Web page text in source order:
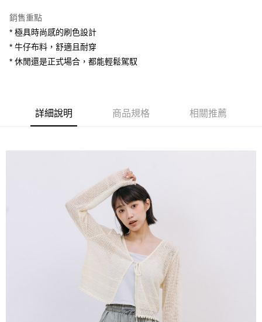
Apple Pay
街口支付
相關說明
３．安心：先確認商品／服務後，再付款。
【「AFTEE先享後付」結帳流程】
１．於結帳方式選擇「AFTEE先享後付」後，將跳轉至「AFTEE先享後付」
結帳頁面，進行簡訊認證並確認金額後，即可完成結帳。
２．訂單成立數日內，您將收到繳費通知簡訊。
３．收到繳費通知簡訊後14天內，點擊此簡訊中的連結，可透過四大超商／
ATM／網路銀行／等多元方式進行付款，方視為交易完成。
※ 請注意：結帳手續完成當下不需立刻繳費，但若您需要取消訂單，請聯絡
購買商品的店家。未經商家同意取消之訂單仍視為有效，需透過AFTEE先享
※ 交易是否成功請以「AFTEE先享後付 」之結帳頁面顯示為準，若有關於
是否繳費成功／繳費後需取消欲退款等相關疑問，請聯繫「AFTEE先享後付
https://netprotections.freshdesk.com/support/home
每筆NT$80，滿NT$1,200(含以上)免運費
每筆NT$80，滿NT$1,200(含以上)免運費
每筆NT$80，滿NT$1,200(含以上)免運費
銷售重點
* 極具時尚感的刷色設計
* 牛仔布料，舒適且耐穿
* 休閒還是正式場合，都能輕鬆駕馭
詳細說明 商品規格 相關推薦